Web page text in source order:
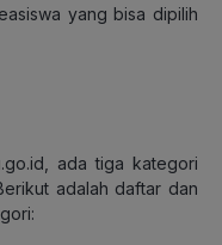
yang bisa dipilih
ada tiga kategori
adalah daftar dan